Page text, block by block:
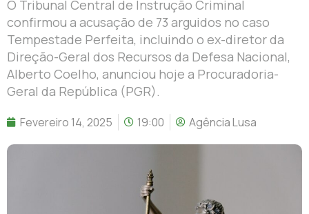
O Tribunal Central de Instrução Criminal
confirmou a acusação de 73 arguidos no caso
Tempestade Perfeita, incluindo o ex-diretor da
Direção-Geral dos Recursos da Defesa Nacional,
Alberto Coelho, anunciou hoje a Procuradoria-
Geral da República (PGR).
Fevereiro 14, 2025 19:00 Agência Lusa